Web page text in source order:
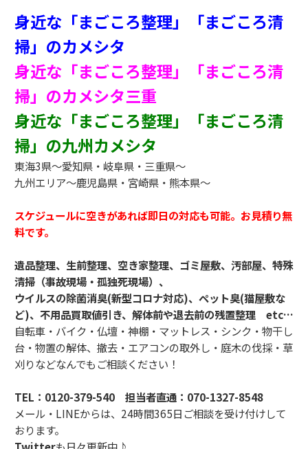
身近な「まごころ整理」「まごころ清
掃」のカメシタ
身近な「まごころ整理」「まごころ清
掃」のカメシタ三重
身近な「まごころ整理」「まごころ清
掃」の九州カメシタ
東海3県～愛知県・岐阜県・三重県～
九州エリア～鹿児島県・宮崎県・熊本県～
スケジュールに空きがあれば即日の対応も可能。お見積り無
料です。
遺品整理、生前整理、空き家整理、ゴミ屋敷、汚部屋、特殊
清掃（事故現場・孤独死現場）、
ウイルスの除菌消臭(新型コロナ対応)、ペット臭(猫屋敷な
ど)、不用品買取値引き、解体前や退去前の残置整理 etc…
自転車・バイク・仏壇・神棚・マットレス・シンク・物干し
台・物置の解体、撤去・エアコンの取外し・庭木の伐採・草
刈りなどなんでもご相談ください！
TEL： 0120-379-540 担当者直通： 070-1327-8548
メール・LINEからは、24時間365日ご相談を受け付けして
おります。
Twitterも日々更新中♪